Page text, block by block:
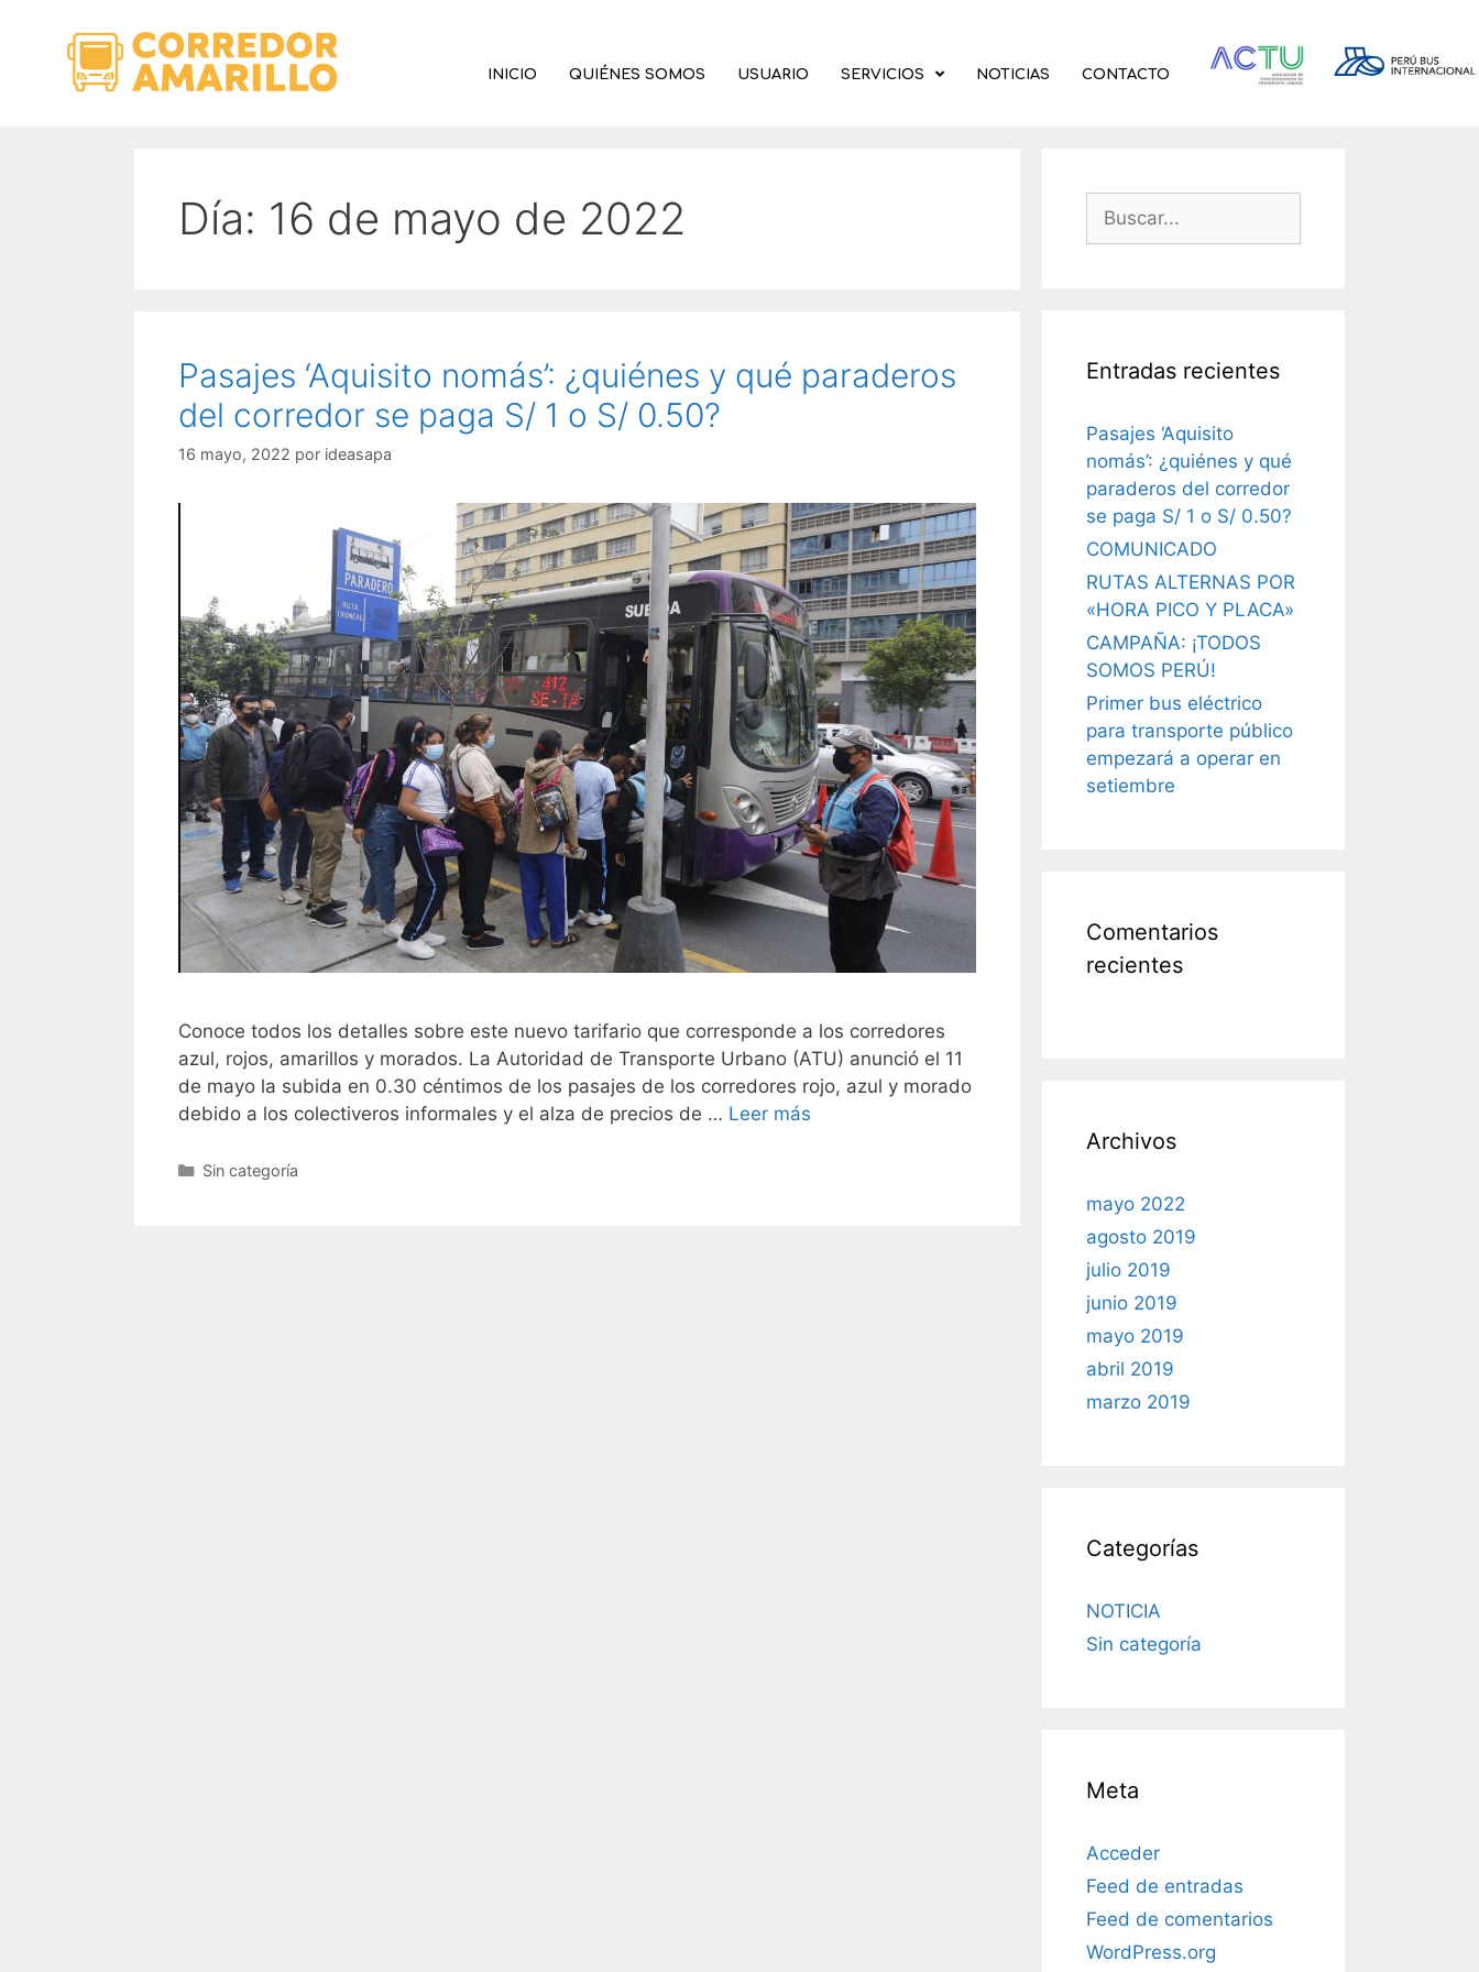
INICIO QUIÉNES SOMOS USUARIO SERVICIOS NOTICIAS CONTACTO
Día: 16 de mayo de 2022
Pasajes ‘Aquisito nomás’: ¿quiénes y qué paraderos
del corredor se paga S/ 1 o S/ 0.50?
16 mayo, 2022 por ideasapa
Conoce todos los detalles sobre este nuevo tarifario que corresponde a los corredores
azul, rojos, amarillos y morados. La Autoridad de Transporte Urbano (ATU) anunció el 11
de mayo la subida en 0.30 céntimos de los pasajes de los corredores rojo, azul y morado
debido a los colectiveros informales y el alza de precios de … Leer más
Sin categoría
Entradas recientes
Pasajes ‘Aquisito
nomás’: ¿quiénes y qué
paraderos del corredor
se paga S/ 1 o S/ 0.50?
COMUNICADO
RUTAS ALTERNAS POR
«HORA PICO Y PLACA»
CAMPAÑA: ¡TODOS
SOMOS PERÚ!
Primer bus eléctrico
para transporte público
empezará a operar en
setiembre
Comentarios
recientes
Archivos
mayo 2022
agosto 2019
julio 2019
junio 2019
mayo 2019
abril 2019
marzo 2019
Categorías
NOTICIA
Sin categoría
Meta
Acceder
Feed de entradas
Feed de comentarios
WordPress.org